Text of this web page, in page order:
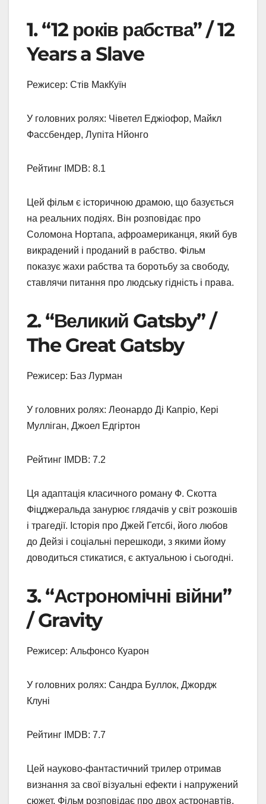
1. “12 років рабства” / 12
Years a Slave
Режисер: Стів МакКуїн
У головних ролях: Чіветел Еджіофор, Майкл
Фассбендер, Лупіта Нйонго
Рейтинг IMDB: 8.1
Цей фільм є історичною драмою, що базується
на реальних подіях. Він розповідає про
Соломона Нортапа, афроамериканця, який був
викрадений і проданий в рабство. Фільм
показує жахи рабства та боротьбу за свободу,
ставлячи питання про людську гідність і права.
2. “Великий Gatsby” /
The Great Gatsby
Режисер: Баз Лурман
У головних ролях: Леонардо Ді Капріо, Кері
Мулліган, Джоел Едгіртон
Рейтинг IMDB: 7.2
Ця адаптація класичного роману Ф. Скотта
Фіцджеральда занурює глядачів у світ розкошів
і трагедії. Історія про Джей Гетсбі, його любов
до Дейзі і соціальні перешкоди, з якими йому
доводиться стикатися, є актуальною і сьогодні.
3. “Астрономічні війни”
/ Gravity
Режисер: Альфонсо Куарон
У головних ролях: Сандра Буллок, Джордж
Клуні
Рейтинг IMDB: 7.7
Цей науково-фантастичний трилер отримав
визнання за свої візуальні ефекти і напружений
сюжет. Фільм розповідає про двох астронавтів,